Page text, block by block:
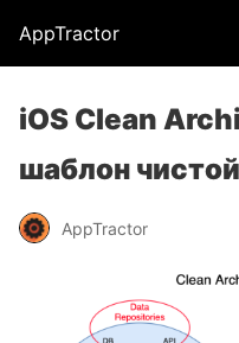
AppTractor
iOS Clean
шаблон
AppTractor